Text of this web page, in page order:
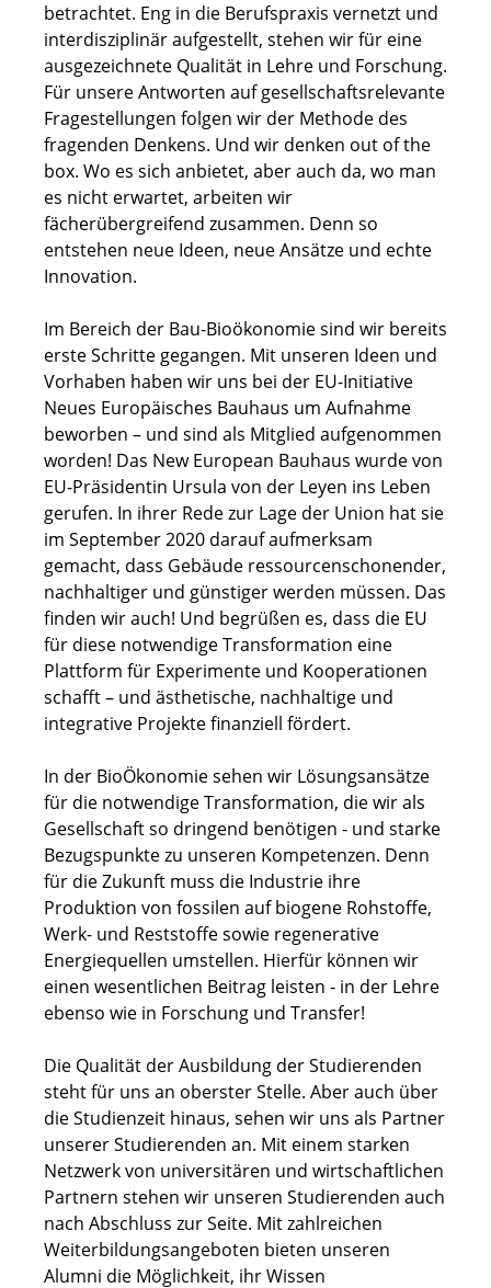
betrachtet. Eng in die Berufspraxis vernetzt und
interdisziplinär aufgestellt, stehen wir für eine
ausgezeichnete Qualität in Lehre und Forschung.
Für unsere Antworten auf gesellschaftsrelevante
Fragestellungen folgen wir der Methode des
fragenden Denkens. Und wir denken out of the
box. Wo es sich anbietet, aber auch da, wo man
es nicht erwartet, arbeiten wir
fächerübergreifend zusammen. Denn so
entstehen neue Ideen, neue Ansätze und echte
Innovation.
Im Bereich der Bau-Bioökonomie sind wir bereits
erste Schritte gegangen. Mit unseren Ideen und
Vorhaben haben wir uns bei der EU-Initiative
Neues Europäisches Bauhaus um Aufnahme
beworben – und sind als Mitglied aufgenommen
worden! Das New European Bauhaus wurde von
EU-Präsidentin Ursula von der Leyen ins Leben
gerufen. In ihrer Rede zur Lage der Union hat sie
im September 2020 darauf aufmerksam
gemacht, dass Gebäude ressourcenschonender,
nachhaltiger und günstiger werden müssen. Das
finden wir auch! Und begrüßen es, dass die EU
für diese notwendige Transformation eine
Plattform für Experimente und Kooperationen
schafft – und ästhetische, nachhaltige und
integrative Projekte finanziell fördert.
In der BioÖkonomie sehen wir Lösungsansätze
für die notwendige Transformation, die wir als
Gesellschaft so dringend benötigen - und starke
Bezugspunkte zu unseren Kompetenzen. Denn
für die Zukunft muss die Industrie ihre
Produktion von fossilen auf biogene Rohstoffe,
Werk- und Reststoffe sowie regenerative
Energiequellen umstellen. Hierfür können wir
einen wesentlichen Beitrag leisten - in der Lehre
ebenso wie in Forschung und Transfer!
Die Qualität der Ausbildung der Studierenden
steht für uns an oberster Stelle. Aber auch über
die Studienzeit hinaus, sehen wir uns als Partner
unserer Studierenden an. Mit einem starken
Netzwerk von universitären und wirtschaftlichen
Partnern stehen wir unseren Studierenden auch
nach Abschluss zur Seite. Mit zahlreichen
Weiterbildungsangeboten bieten unseren
Alumni die Möglichkeit, ihr Wissen